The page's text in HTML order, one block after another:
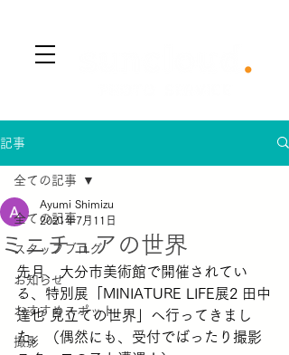
記事
全ての記事
スタッフブログ
お知らせ
おすすめスポット
撮影
全ての記事
ミニチュアの世界
Ayumi Shimizu
2021年7月11日
先月、大分市美術館で開催されてい
る、特別展「MINIATURE LIFE展2 田中
達也 見立ての世界」へ行ってきまし
た。（偶然にも、受付でばったり撮影